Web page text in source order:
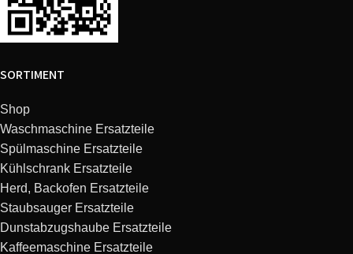
SORTIMENT
Shop
Waschmaschine Ersatzteile
Spülmaschine Ersatzteile
Kühlschrank Ersatzteile
Herd, Backofen Ersatzteile
Staubsauger Ersatzteile
Dunstabzugshaube Ersatzteile
Kaffeemaschine Ersatzteile